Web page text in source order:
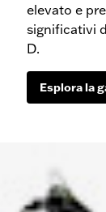
elevato e
significativi
D.
Esplora la